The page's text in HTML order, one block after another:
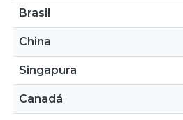
Brasil
China
Singapura
Canadá